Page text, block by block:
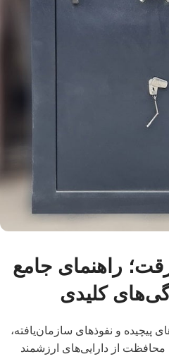
راهنمای جامع
کلیدی
پیچیده و نفوذهای سازمان‌یافته،
از دارایی‌های ارزشمند